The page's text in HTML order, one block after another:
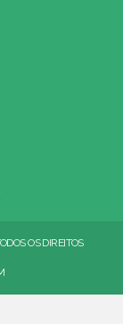
OS DIREITOS